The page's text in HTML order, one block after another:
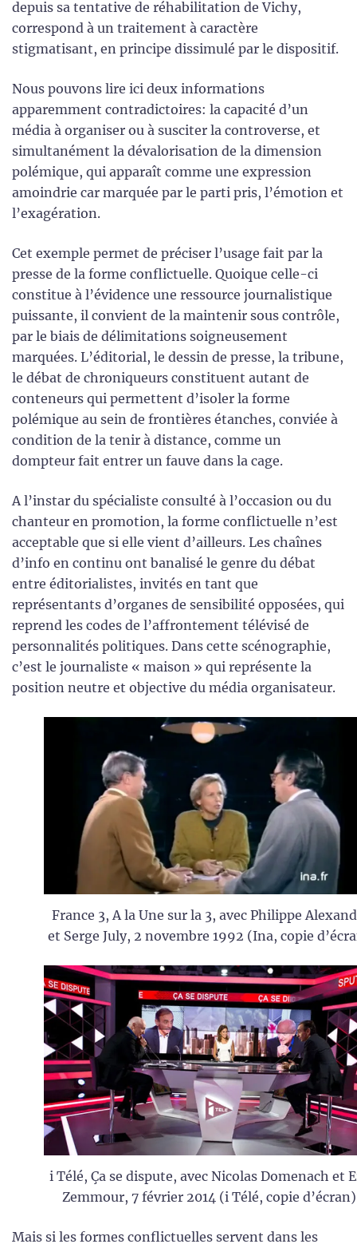
depuis sa tentative de réhabilitation de Vichy,
correspond à un traitement à caractère
stigmatisant, en principe dissimulé par le dispositif.
Nous pouvons lire ici deux informations
apparemment contradictoires: la capacité d’un
média à organiser ou à susciter la controverse, et
simultanément la dévalorisation de la dimension
polémique, qui apparaît comme une expression
amoindrie car marquée par le parti pris, l’émotion et
l’exagération.
Cet exemple permet de préciser l’usage fait par la
presse de la forme conflictuelle. Quoique celle-ci
constitue à l’évidence une ressource journalistique
puissante, il convient de la maintenir sous contrôle,
par le biais de délimitations soigneusement
marquées. L’éditorial, le dessin de presse, la tribune,
le débat de chroniqueurs constituent autant de
conteneurs qui permettent d’isoler la forme
polémique au sein de frontières étanches, conviée à
condition de la tenir à distance, comme un
dompteur fait entrer un fauve dans la cage.
A l’instar du spécialiste consulté à l’occasion ou du
chanteur en promotion, la forme conflictuelle n’est
acceptable que si elle vient d’ailleurs. Les chaînes
d’info en continu ont banalisé le genre du débat
entre éditorialistes, invités en tant que
représentants d’organes de sensibilité opposées, qui
reprend les codes de l’affrontement télévisé de
personnalités politiques. Dans cette scénographie,
c’est le journaliste « maison » qui représente la
position neutre et objective du média organisateur.
France 3, A la Une sur la 3, avec Philippe
et Serge July, 2 novembre 1992 (Ina, copie
i Télé, Ça se dispute, avec Nicolas Domenach et
Zemmour, 7 février 2014 (i Télé, copie
Mais si les formes conflictuelles servent dans les